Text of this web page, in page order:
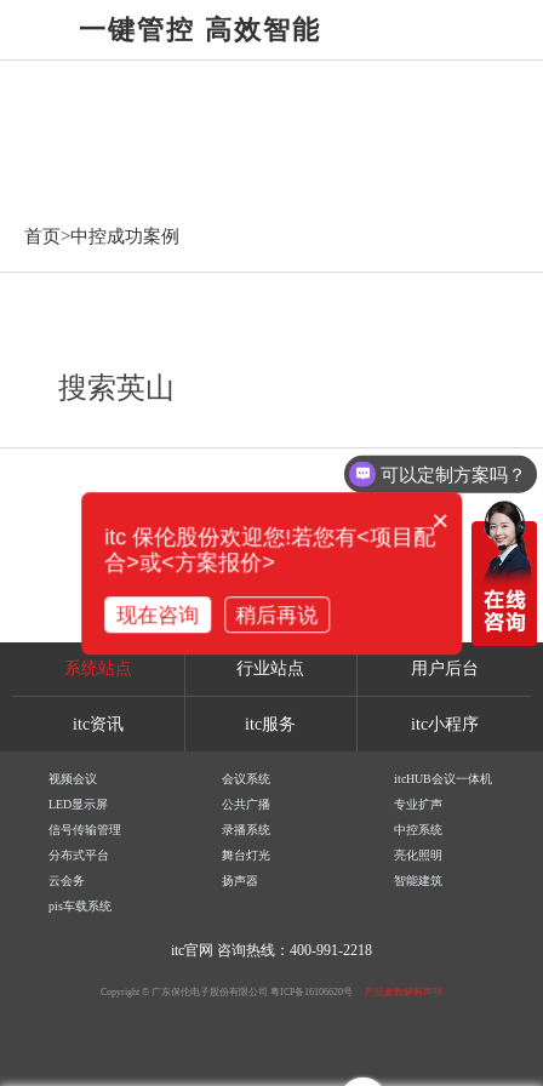
一键管控 高效智能
首页>中控成功案例
搜索英山
系统站点 行业站点 用户后台
itc资讯 itc服务 itc小程序
视频会议 会议系统
itcHUB会议一体机
LED显示屏
公共广播
专业扩声
信号传输管理
录播系统
中控系统
分布式平台
舞台灯光
亮化照明
云会务
扬声器
智能建筑
pis车载系统
itc官网 咨询热线：400-991-2218
Copyright © 广东保伦电子股份有限公司 粤ICP备16106620号 产品参数解释声明
可以定制方案吗？
×
itc 保伦股份欢迎您!若您有<项目配
合>或<方案报价>
现在咨询 稍后再说